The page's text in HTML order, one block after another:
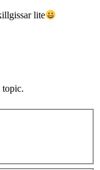
lite
topic.